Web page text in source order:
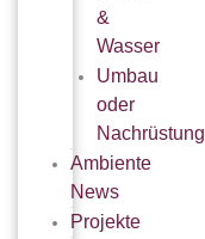
&
Wasser
Umbau
oder
Nachrüstung
Ambiente
News
Projekte